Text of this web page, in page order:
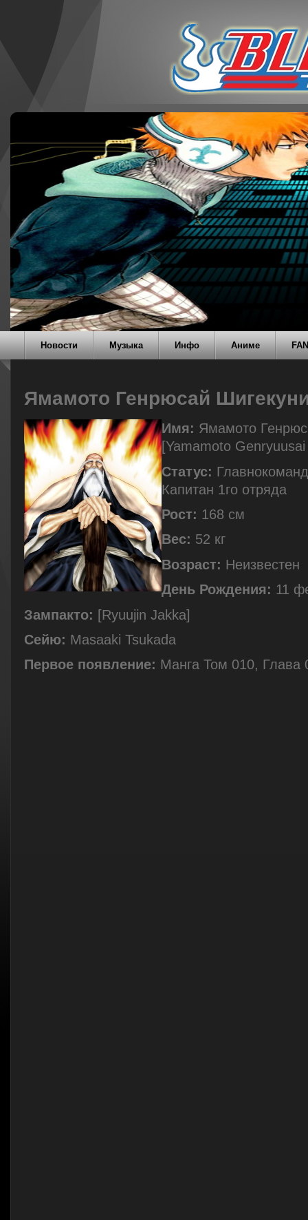
Новости Музыка Инфо Аниме
Ямамото Генрюсай
Имя: Ямамото
[Yamamoto
Статус:
Капитан 1го отряда
Рост: 168 см
Вес: 52 кг
Возраст: Неизвестен
День Рождения: 11
Зампакто: [Ryuujin Jakka]
Сейю: Masaaki Tsukada
Первое появление: Манга Том 010, Глава